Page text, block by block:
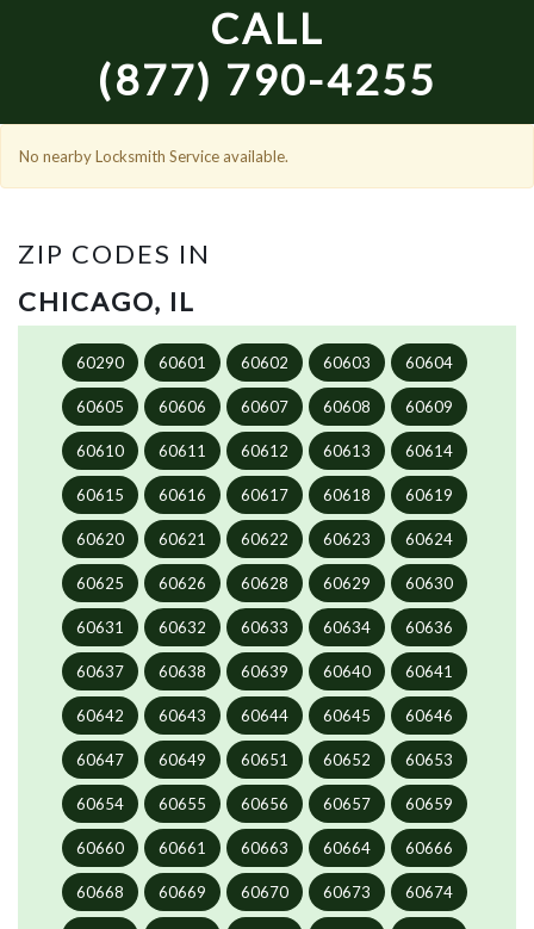
CALL
(877) 790-4255
No nearby Locksmith Service available.
ZIP CODES IN
CHICAGO, IL
60290 60601 60602 60603 60604
60605 60606 60607 60608 60609
60610 60611 60612 60613 60614
60615 60616 60617 60618 60619
60620 60621 60622 60623 60624
60625 60626 60628 60629 60630
60631 60632 60633 60634 60636
60637 60638 60639 60640 60641
60642 60643 60644 60645 60646
60647 60649 60651 60652 60653
60654 60655 60656 60657 60659
60660 60661 60663 60664 60666
60668 60669 60670 60673 60674